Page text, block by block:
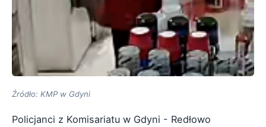
Źródło: KMP w Gdyni
Policjanci z Komisariatu w Gdyni - Redłowo